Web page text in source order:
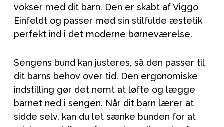
vokser med dit barn. Den er skabt af Viggo
Einfeldt og passer med sin stilfulde æstetik
perfekt ind i det moderne børneværelse.
Sengens bund kan justeres, så den passer til
dit barns behov over tid. Den ergonomiske
indstilling gør det nemt at løfte og lægge
barnet ned i sengen. Når dit barn lærer at
sidde selv, kan du let sænke bunden for at